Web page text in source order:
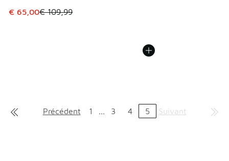
Cet article est en promotion. Prix en baisse de € 109,99 à
€ 65,00€ 109,99
Précédent 1 3 4 5 Suivant